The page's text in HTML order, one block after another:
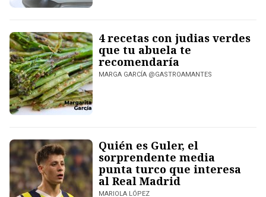
4 recetas con judias verdes
que tu abuela te
recomendaría
MARGA GARCÍA @GASTROAMANTES
Quién es Guler, el
sorprendente media
punta turco que interesa
al Real Madrid
MARIOLA LÓPEZ